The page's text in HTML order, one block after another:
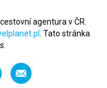
agentura v ČR.
. Tato stránka
Napište